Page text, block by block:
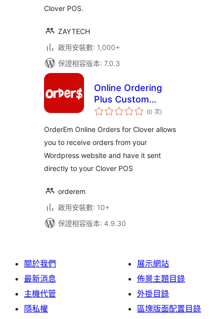
Clover POS.
ZAYTECH
啟用安裝數: 1,000+
保證相容版本: 7.0.3
Online Ordering
Plus Custom
Branded Apps For
(0 次評
分
數
)
OrderEm Online Orders for Clover allows
you to receive orders from your
Wordpress website and have it sent
directly to your Clover POS
orderem
啟用安裝數: 10+
保證相容版本: 4.9.30
關於我們
最新消息
主機代管
隱私權
展示網站
佈景主題目錄
外掛目錄
區塊版面配置目錄